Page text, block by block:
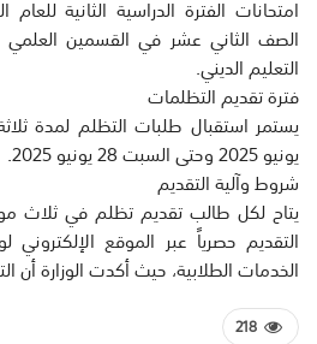
الصف الثاني عشر في القسمين العلمي
التعليم الديني.
فترة تقديم التظلمات
يونيو 2025 وحتى السبت 28 يونيو 2025.
شروط وآلية التقديم
يتاح لكل طالب تقديم تظلم في ثلاث
التقديم حصرياً عبر الموقع
الخدمات الطلابية، حيث أكدت الوزارة أن
218